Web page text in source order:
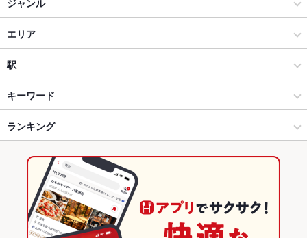
ジャンル
居酒屋
和風
鹿児島市 天文館・中央駅・ふ頭 × 居酒屋
鹿児島市 天文館・中央駅・ふ頭 × 和風
高見橋駅 × 居酒屋
高見橋駅 × 和風
エリア
鹿児島中央
鹿児島中央 × 居酒屋
鹿児島中央 × 和風
鹿児島中央 × 和食
鹿児島中央 × 日本料理・懐石・割烹
鹿児島
駅
鹿児島中央駅
高見橋駅
高見馬場駅
キーワード
卵焼き からあげ フライドポテト
ランキング
鹿児島のグルメランキング
鹿児島の居酒屋ランキング
鹿児島市 天文館・中央駅・ふ頭のグルメランキング